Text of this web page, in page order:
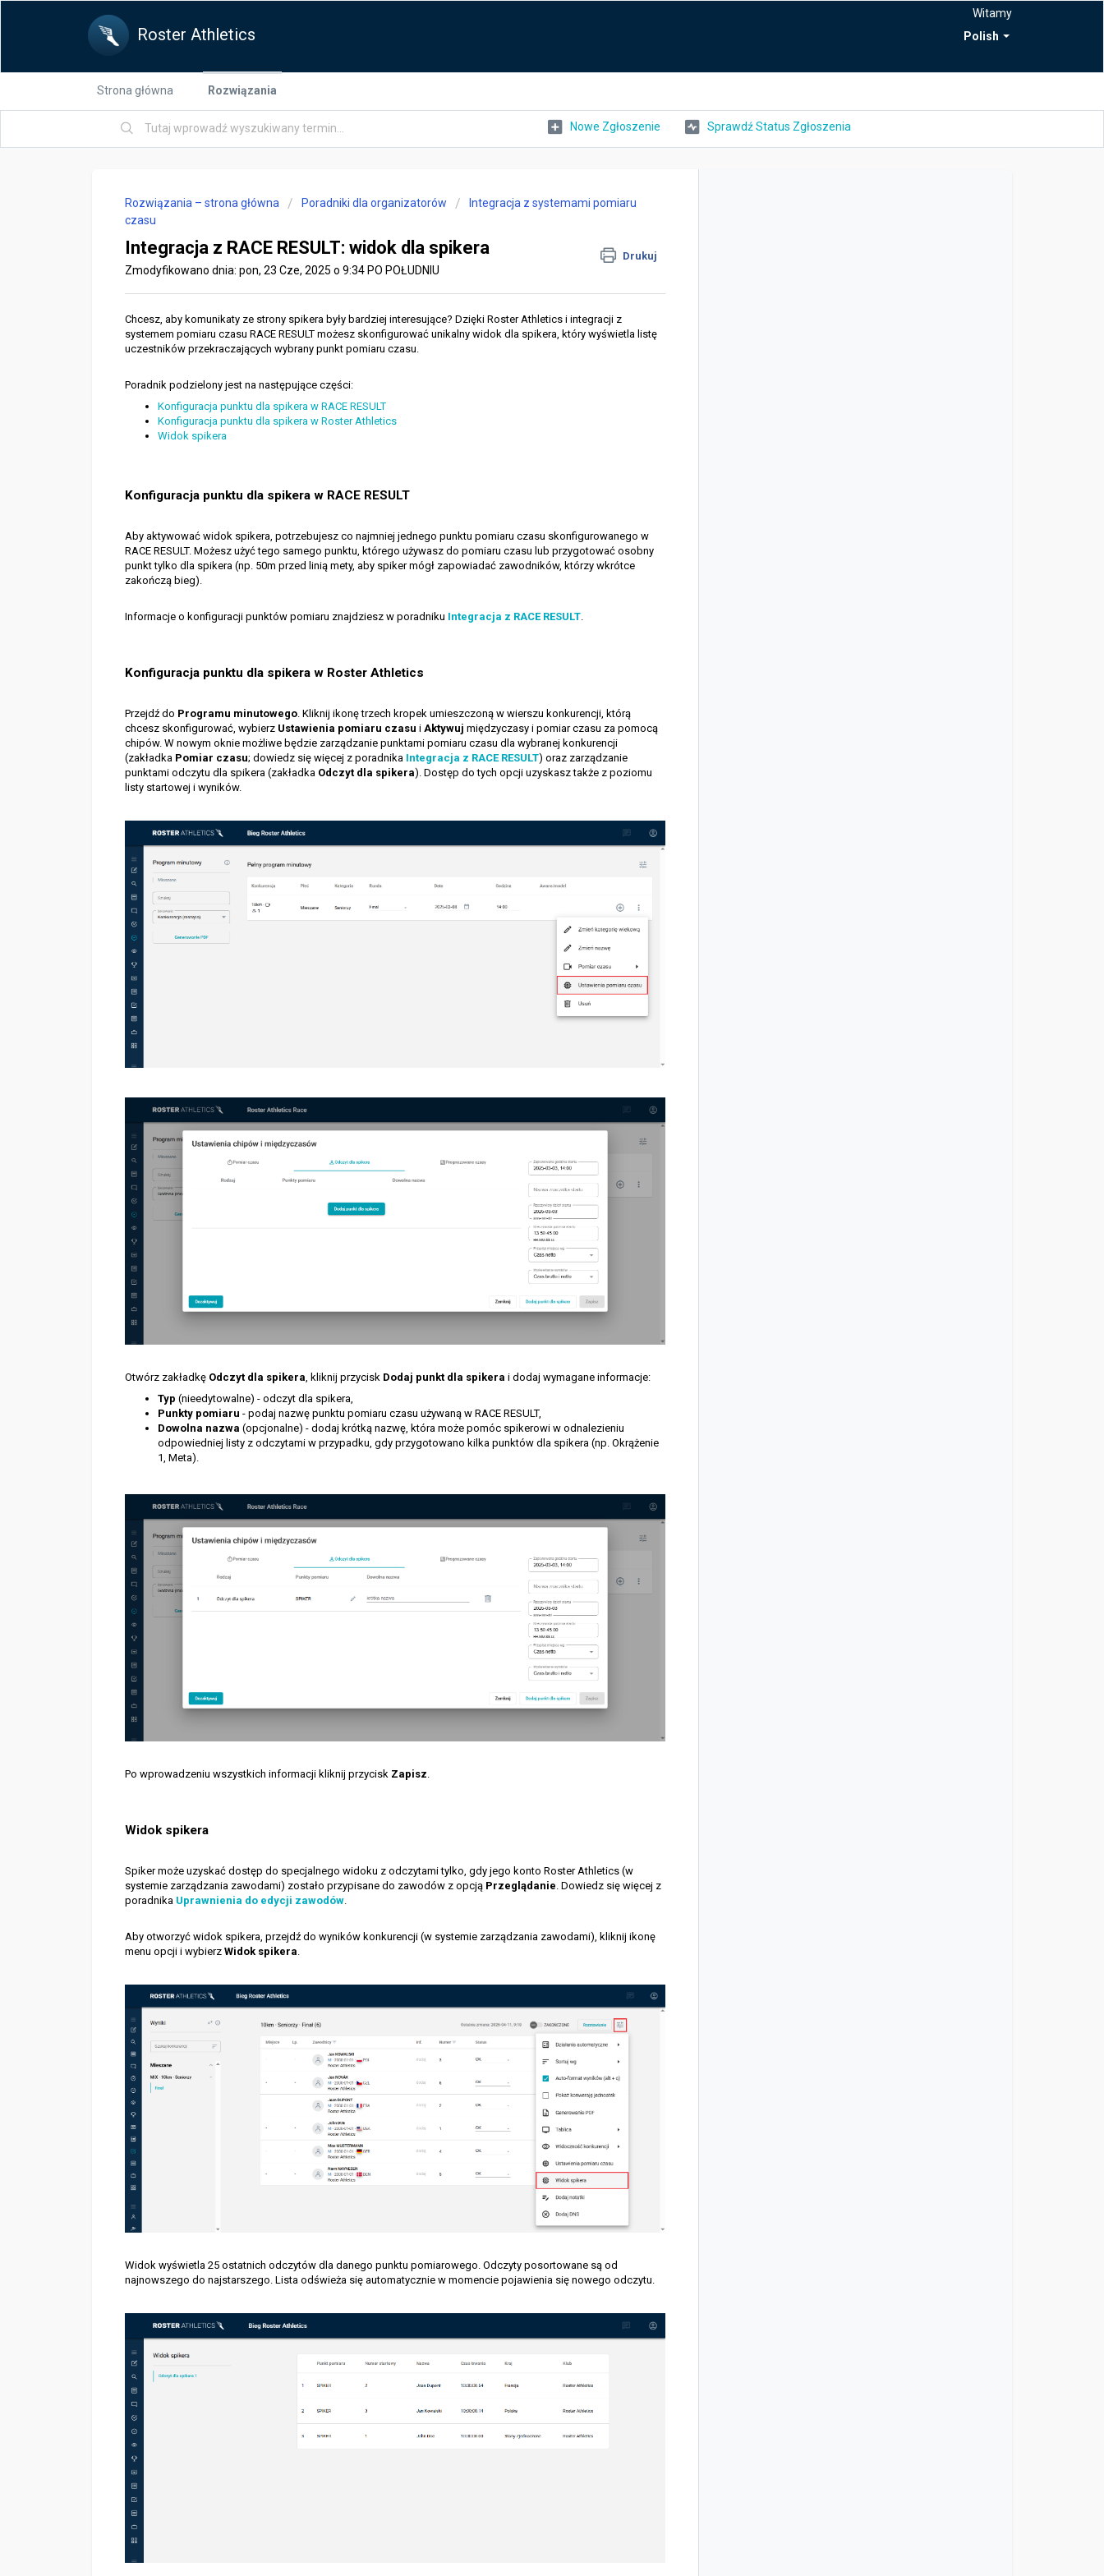
Roster Athletics Polish
Witamy
Strona główna Rozwiązania
Nowe Zgłoszenie Sprawdź Status Zgłoszenia
Rozwiązania – strona główna Poradniki dla organizatorów
Integracja z systemami pomiaru
czasu
Integracja z RACE RESULT: widok dla spikera Drukuj
Zmodyfikowano dnia: pon, 23 Cze, 2025 o 9:34 PO POŁUDNIU
Chcesz, aby komunikaty ze strony spikera były bardziej interesujące? Dzięki Roster Athletics i integracji z
systemem pomiaru czasu RACE RESULT możesz skonfigurować unikalny widok dla spikera, który wyświetla listę
uczestników przekraczających wybrany punkt pomiaru czasu.
Poradnik podzielony jest na następujące części:
Konfiguracja punktu dla spikera w RACE RESULT
Konfiguracja punktu dla spikera w Roster Athletics
Widok spikera
Konfiguracja punktu dla spikera w RACE RESULT
Aby aktywować widok spikera, potrzebujesz co najmniej jednego punktu pomiaru czasu skonfigurowanego w
RACE RESULT. Możesz użyć tego samego punktu, którego używasz do pomiaru czasu lub przygotować osobny
punkt tylko dla spikera (np. 50m przed linią mety, aby spiker mógł zapowiadać zawodników, którzy wkrótce
zakończą bieg).
Informacje o konfiguracji punktów pomiaru znajdziesz w poradniku Integracja z RACE RESULT
Konfiguracja punktu dla spikera w Roster Athletics
Przejdź do Programu minutowego . Kliknij ikonę trzech kropek umieszczoną w wierszu konkurencji, którą
chcesz skonfigurować, wybierz Ustawienia pomiaru czasu i Aktywuj międzyczasy i pomiar czasu za pomocą
chipów. W nowym oknie możliwe będzie zarządzanie punktami pomiaru czasu dla wybranej konkurencji
(zakładka Pomiar czasu; dowiedz się więcej z poradnika Integracja z RACE RESULT) oraz zarządzanie
punktami odczytu dla spikera (zakładka Odczyt dla spikera). Dostęp do tych opcji uzyskasz także z poziomu
listy startowej i wyników.
Otwórz zakładkę Odczyt dla spikera, kliknij przycisk Dodaj punkt dla spikera i dodaj wymagane informacje:
Typ (nieedytowalne) - odczyt dla spikera,
Punkty pomiaru - podaj nazwę punktu pomiaru czasu używaną w RACE RESULT,
Dowolna nazwa (opcjonalne) - dodaj krótką nazwę, która może pomóc spikerowi w odnalezieniu
odpowiedniej listy z odczytami w przypadku, gdy przygotowano kilka punktów dla spikera (np. Okrążenie
1, Meta).
Po wprowadzeniu wszystkich informacji kliknij przycisk Zapisz.
Widok spikera
Spiker może uzyskać dostęp do specjalnego widoku z odczytami tylko, gdy jego konto Roster Athletics (w
systemie zarządzania zawodami) zostało przypisane do zawodów z opcją Przeglądanie. Dowiedz się więcej z
poradnika Uprawnienia do edycji zawodów.
Aby otworzyć widok spikera, przejdź do wyników konkurencji (w systemie zarządzania zawodami), kliknij ikonę
menu opcji i wybierz Widok spikera.
Widok wyświetla 25 ostatnich odczytów dla danego punktu pomiarowego. Odczyty posortowane są od
najnowszego do najstarszego. Lista odświeża się automatycznie w momencie pojawienia się nowego odczytu.